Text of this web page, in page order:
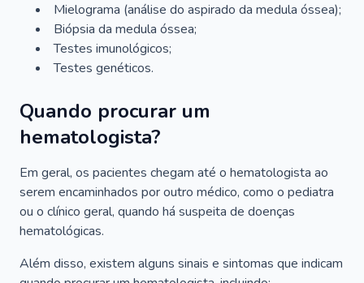
Mielograma (análise do aspirado da medula óssea);
Biópsia da medula óssea;
Testes imunológicos;
Testes genéticos.
Quando procurar um
hematologista?
Em geral, os pacientes chegam até o hematologista ao
serem encaminhados por outro médico, como o pediatra
ou o clínico geral, quando há suspeita de doenças
hematológicas.
Além disso, existem alguns sinais e sintomas que indicam